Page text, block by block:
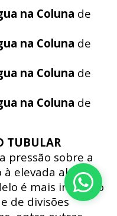
na Coluna de
na Coluna de
na Coluna de
na Coluna de
TUBULAR
pressão sobre a
à elevada altura e
é mais indicado
de divisões